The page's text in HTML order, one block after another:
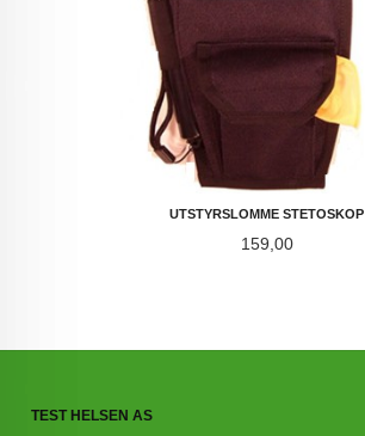
UTSTYRSLOMME STETOSKOP
Pris
159,00
TEST HELSEN AS